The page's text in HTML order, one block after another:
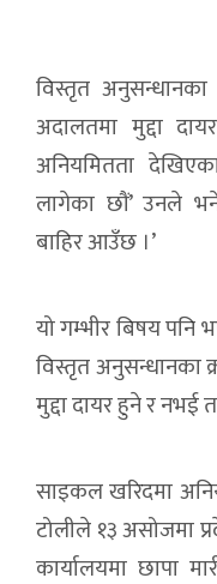
विस्तृत
अदालतमा मुद्दा
अनियमितता
लागेका छौं’ उनले
बाहिर आउँछ ।’
यो गम्भीर बिषय
विस्तृत अनुसन्धानका
मुद्दा दायर हुने र नभई
साइकल खरिदमा
टोलीले १३ असोजमा
कार्यालयमा छापा